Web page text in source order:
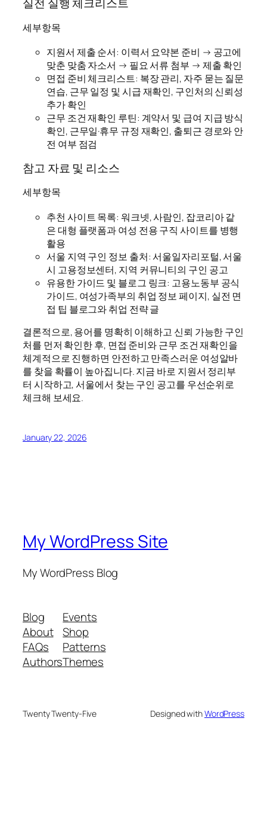
세부항목
지원서 제출 순서: 이력서 요약본 준비 → 공고에
맞춘 맞춤 자소서 → 필요 서류 첨부 → 제출 확인
면접 준비 체크리스트: 복장 관리, 자주 묻는 질문
연습, 근무 일정 및 시급 재확인, 구인처의 신뢰성
추가 확인
근무 조건 재확인 루틴: 계약서 및 급여 지급 방식
확인, 근무일·휴무 규정 재확인, 출퇴근 경로와 안
전 여부 점검
참고 자료 및 리소스
세부항목
추천 사이트 목록: 워크넷, 사람인, 잡코리아 같
은 대형 플랫폼과 여성 전용 구직 사이트를 병행
활용
서울 지역 구인 정보 출처: 서울일자리포털, 서울
시 고용정보센터, 지역 커뮤니티의 구인 공고
유용한 가이드 및 블로그 링크: 고용노동부 공식
가이드, 여성가족부의 취업 정보 페이지, 실전 면
접 팁 블로그와 취업 전략 글
결론적으로, 용어를 명확히 이해하고 신뢰 가능한 구인
처를 먼저 확인한 후, 면접 준비와 근무 조건 재확인을
체계적으로 진행하면 안전하고 만족스러운 여성알바
를 찾을 확률이 높아집니다. 지금 바로 지원서 정리부
터 시작하고, 서울에서 찾는 구인 공고를 우선순위로
체크해 보세요.
January 22, 2026
My WordPress Site
My WordPress Blog
Blog
About
FAQs
Authors
Events
Shop
Patterns
Themes
Twenty Twenty-Five Designed withWordPress